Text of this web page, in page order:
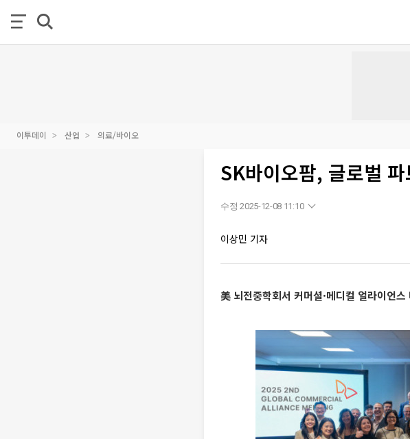
이투데이 산업 의료/바이오
SK바이오팜, 글로벌 파
수정 2025-12-08 11:10
이상민 기자
美 뇌전중학회서 커머셜·메디컬 얼라이언스